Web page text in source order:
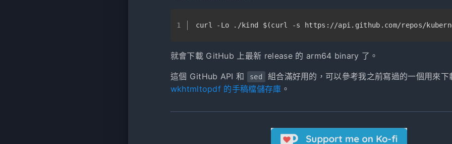
1 curl -Lo ./kind $(curl -s https://api.github.com/repos/
就會下載 GitHub 上最新 release 的 arm64 binary 了。
這個 GitHub API 和 sed 組合滿好用的，可以參考我之前寫過的一個用來下
wkhtmltopdf 的手稿檔儲存庫 。